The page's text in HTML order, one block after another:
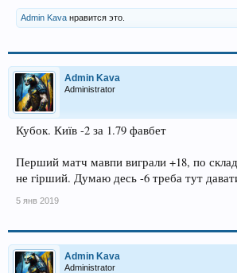
Admin Kava нравится это.
Admin Kava
Administrator
Кубок. Київ -2 за 1.79 фавбет
Перший матч мавпи виграли +18, по
не гірший. Думаю десь -6 треба тут
5 янв 2019
Admin Kava
Administrator